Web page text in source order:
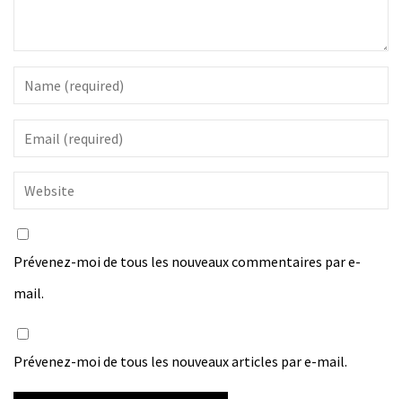
Prévenez-moi de tous les nouveaux commentaires par e-
mail.
Prévenez-moi de tous les nouveaux articles par e-mail.